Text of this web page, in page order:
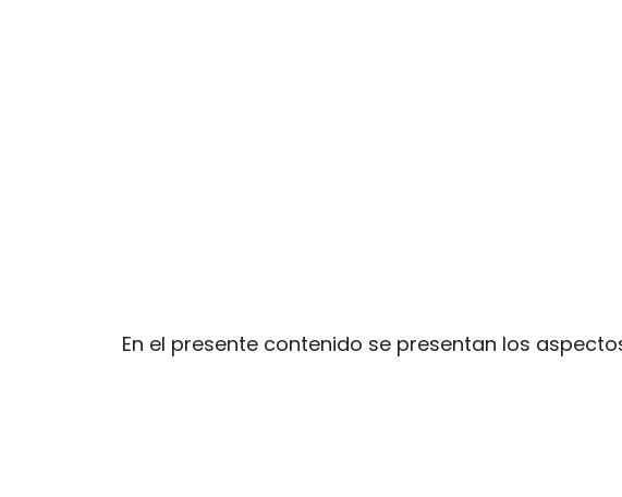
En el presente contenido se presentan los